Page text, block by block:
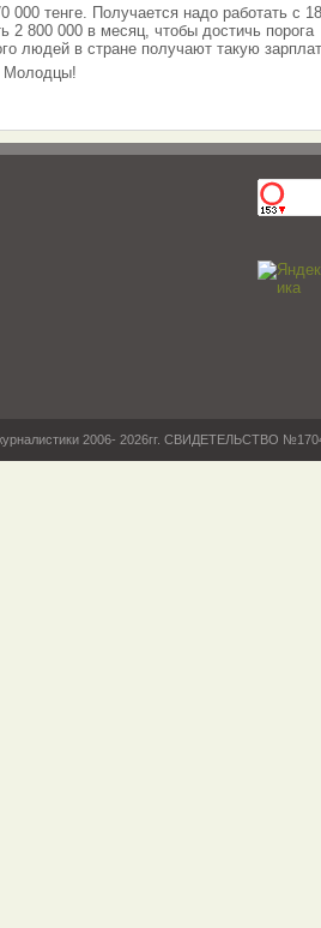
000 тенге. Получается надо работать с
2 800 000 в месяц, чтобы достичь порога
людей в стране получают такую
Молодцы!
2006- 2026гг. СВИДЕТЕЛЬСТВО